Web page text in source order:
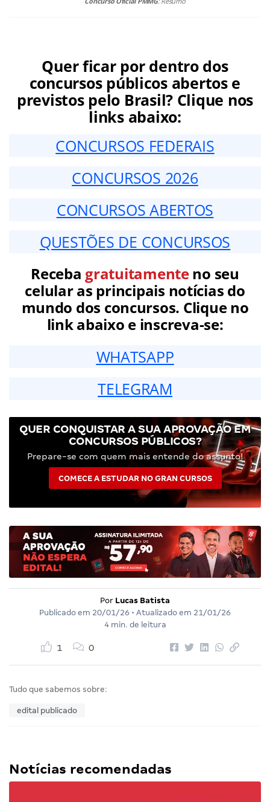
Quer ficar por dentro dos
concursos públicos abertos e
previstos pelo Brasil? Clique nos
links abaixo:
CONCURSOS FEDERAIS
CONCURSOS 2026
CONCURSOS ABERTOS
QUESTÕES DE CONCURSOS
Receba gratuitamenteno seu
celular as principais notícias do
mundo dos concursos. Clique no
link abaixo e inscreva-se:
WHATSAPP
TELEGRAM
QUER CONQUISTAR A SUA APROVAÇÃO EM
CONCURSOS PÚBLICOS?
Prepare-se com quem mais entende do assunto!
COMECE A ESTUDAR NO GRAN CURSOS
Por Lucas Batista
Publicado em 20/01/26 • Atualizado em 21/01/26
4 min. de leitura
1 0
Tudo que sabemos sobre:
edital publicado
Notícias recomendadas